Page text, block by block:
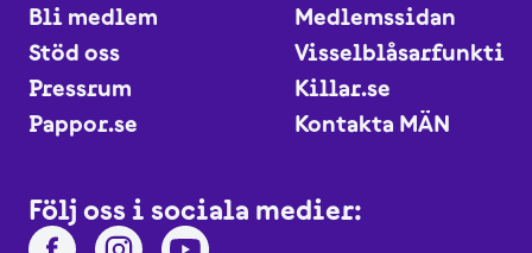
Bli medlem
Medlemssidan
Stöd oss
Visselblåsarfunktion
Pressrum
Killar.se
Pappor.se
Kontakta MÄN
Följ oss i sociala medier: